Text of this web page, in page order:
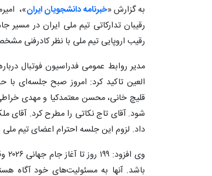
به گزارش «خبرنامه دانشجویان ایران»،
رقیب اروپایی تیم ملی با نظر کادرفنی
مدیر روابط عمومی فدراسیون فوتبال
العین تاکید کرد: امروز صبح جلسه‌ای
قلیچ خانی، محسن معتمدکیا و مهدی خراطی
شود. آقای تاج نکاتی را مطرح کرد. آقای
داد. لزوم این جلسه احترام اعضای تیم ملی
باشد. آنها به مسئولیت‌های خود آگاه